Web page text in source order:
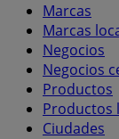
Marcas
Marcas
Negocios
Negocios
Productos
Productos
Ciudades